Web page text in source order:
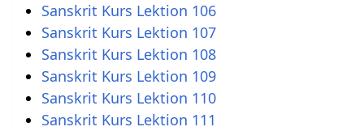
Sanskrit Kurs Lektion 106
Sanskrit Kurs Lektion 107
Sanskrit Kurs Lektion 108
Sanskrit Kurs Lektion 109
Sanskrit Kurs Lektion 110
Sanskrit Kurs Lektion 111